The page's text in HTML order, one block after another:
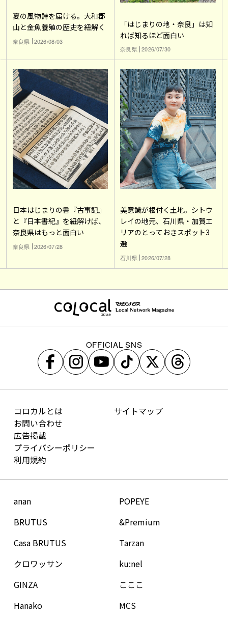
夏の風物詩を届ける。大和郡
山と金魚養殖の歴史を紐解く
奈良県 2026/08/03
「はじまりの地・奈良」は知
れば知るほど面白い
奈良県 2026/07/30
日本はじまりの書『古事記』
と『日本書紀』を紐解けば、
奈良県はもっと面白い
奈良県 2026/07/28
美意識が根付く土地。シトウ
レイの地元、石川県・加賀エ
リアのとっておきスポット3
選
石川県 2026/07/28
OFFICIAL SNS
コロカルとは
お問い合わせ
広告掲載
プライバシーポリシー
利用規約
サイトマップ
anan
BRUTUS
Casa BRUTUS
クロワッサン
GINZA
Hanako
POPEYE
&Premium
Tarzan
ku:nel
こここ
MCS